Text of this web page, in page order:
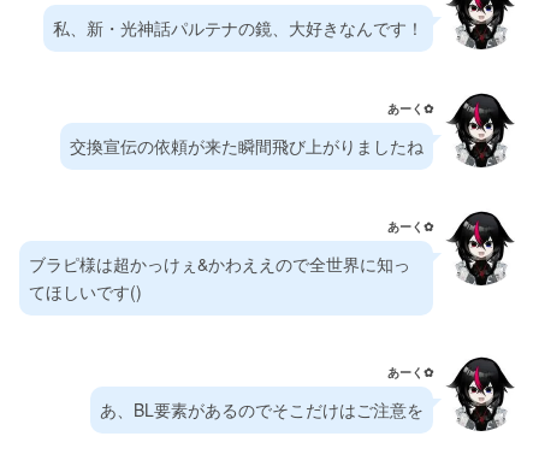
私、新・光神話パルテナの鏡、大好きなんです！
あーく✿⁠
交換宣伝の依頼が来た瞬間飛び上がりましたね
あーく✿⁠
ブラピ様は超かっけぇ&かわええので全世界に知っ
てほしいです()
あーく✿⁠
あ、BL要素があるのでそこだけはご注意を